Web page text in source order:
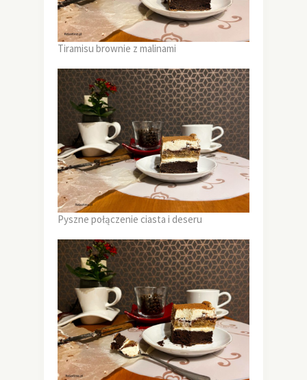
Tiramisu brownie z malinami
Pyszne połączenie ciasta i deseru